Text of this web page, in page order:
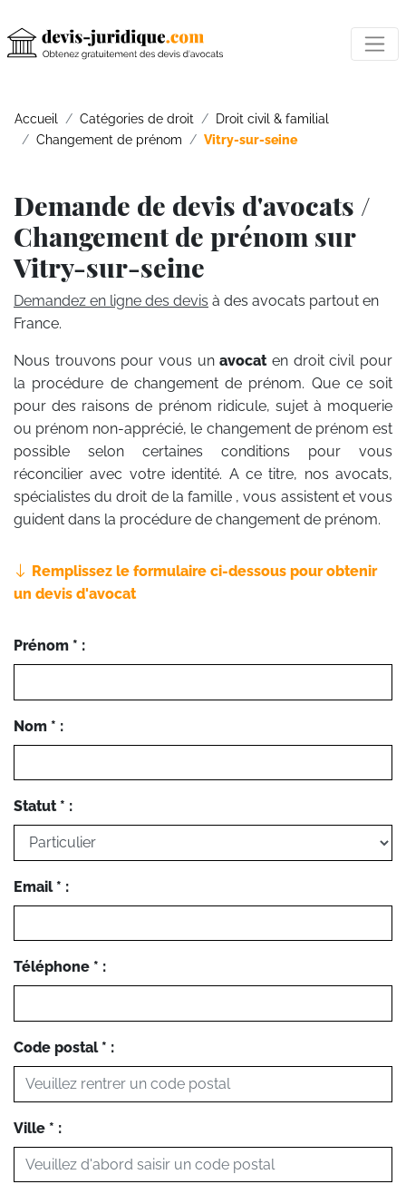
Accueil Catégories de droit
Droit civil & familial
Changement de prénom
Vitry-sur-seine
Demande de devis d'avocats /
Changement de prénom sur
Vitry-sur-seine
Demandez en ligne des devis à des avocats partout en
France.
Nous trouvons pour vous unavocaten droit civil pour
la procédure de changement de prénom. Que ce soit
pour des raisons de prénom ridicule, sujet à moquerie
ou prénom non-apprécié, le changement de prénom est
possible selon certaines conditions pour vous
réconcilier avec votre identité. A ce titre, nos avocats,
spécialistes du droit de la famille , vous assistent et vous
guident dans la procédure de changement de prénom.
Remplissez le formulaire ci-dessous pour obtenir
un devis d'avocat
Prénom * :
Nom * :
Statut * :
Email * :
Téléphone * :
Code postal * :
Ville * :